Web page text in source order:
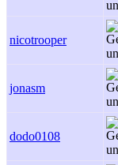
nicotrooper
jonasm
dodo0108